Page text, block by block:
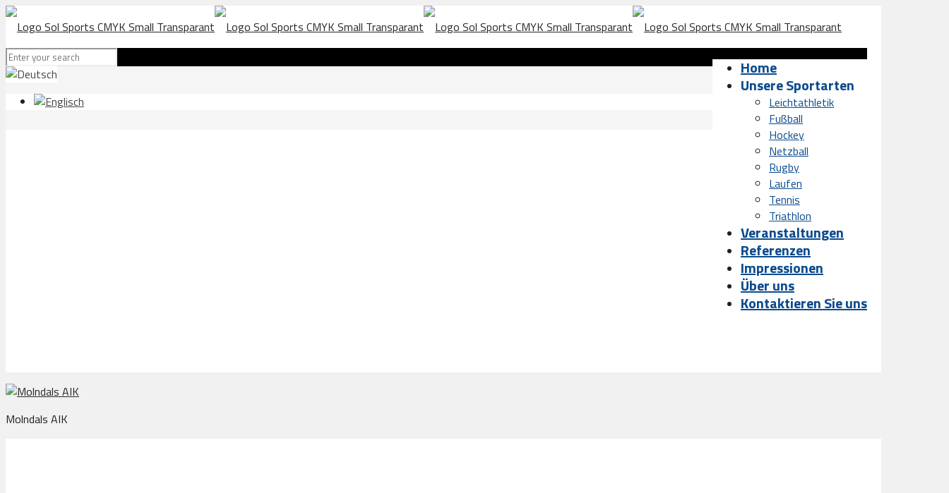
Home
Unsere Sportarten
Leichtathletik
Fußball
Hockey
Netzball
Rugby
Laufen
Tennis
Triathlon
Veranstaltungen
Referenzen
Impressionen
Über uns
Kontaktieren Sie uns
Molndals AIK